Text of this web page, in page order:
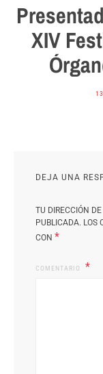
XIV
DEJA UNA
TU DIRECCIÓN
PUBLICADA. LOS
CON *
COMENTARIO